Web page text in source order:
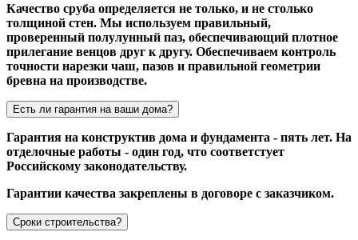
Качество сруба определяется не только, и не столько
толщиной стен. Мы используем правильный,
проверенный полулунный паз, обеспечивающий плотное
прилегание венцов друг к другу. Обеспечиваем контроль
точности нарезки чаш, пазов и правильной геометрии
бревна на производстве.
Есть ли гарантия на ваши дома?
Гарантия на конструктив дома и фундамента - пять лет. На
отделочные работы - один год, что соответстует
Российскому законодательству.
Гарантии качества закреплены в договоре с заказчиком.
Сроки строительства?